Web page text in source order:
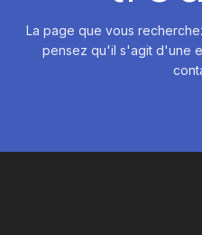
La page que vous
pensez qu'il s'agit d'une